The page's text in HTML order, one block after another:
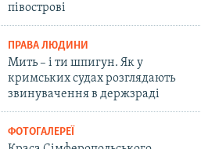
півострові
ПРАВА ЛЮДИНИ
Мить – і ти шпигун. Як у
кримських судах розглядають
звинувачення в держзраді
ФОТОГАЛЕРЕЇ